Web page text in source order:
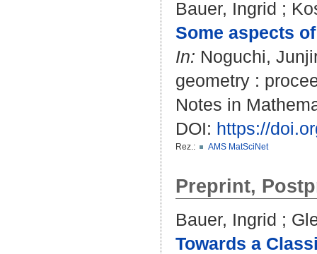
Bauer, Ingrid ;
Some aspects
In: Noguchi,
geometry :
Notes in
DOI: https://
Rez.: AMS MatSciNet
Preprint,
Bauer, Ingrid ;
Towards a